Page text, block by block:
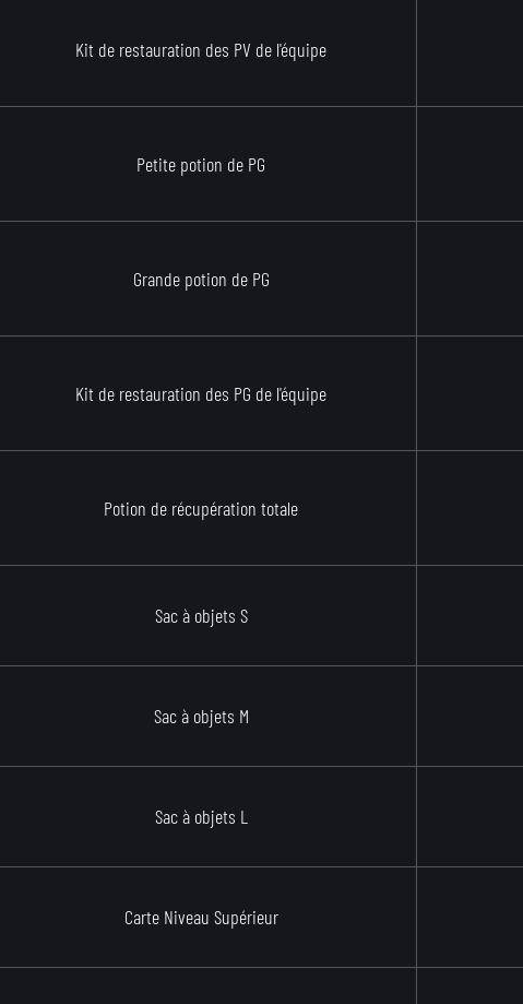
Kit de restauration des PV de l'équipe
Petite potion de PG
Grande potion de PG
Kit de restauration des PG de l'équipe
Potion de récupération totale
Sac à objets S
Sac à objets M
Sac à objets L
Carte Niveau Supérieur